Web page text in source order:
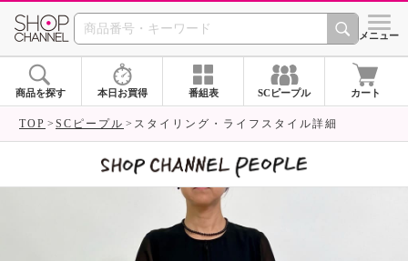
SHOP CHANNEL シメニュー
商品を探す 本日お買得 番組表 SCピープル カート
TOP SCピープル スタイリング・ライフスタイル詳細